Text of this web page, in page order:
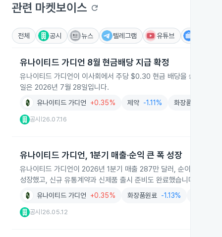
관련 마켓보이스 refresh
전체 공시 뉴스 텔레그램 유튜브
유나이티드 가디언 8월 현금배당 지급 확정
유나이티드 가디언이 이사회에서 주당 $0.30 현금 배당을 승인해
일은 2026년 7월 28일입니다.
유나이티드 가디언 +0.35% 제약 -1.11% 화장품
공시 26.07.16
유나이티드 가디언, 1분기 매출·순익 큰 폭 성장
유나이티드 가디언이 2026년 1분기 매출 287만 달러, 순이익 82만
성장했고, 신규 유통계약과 신제품 출시 준비도 완료했습니다.
유나이티드 가디언 +0.35% 화장품원료 -1.13%
공시 26.05.12